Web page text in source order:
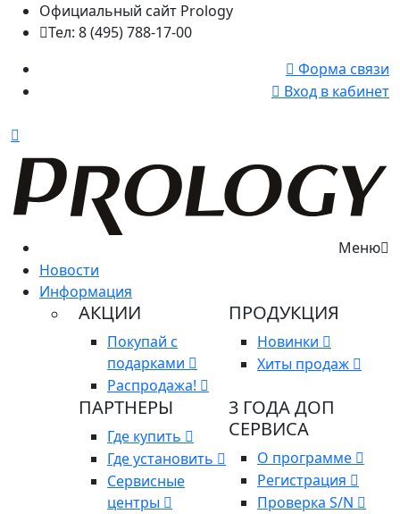
Официальный сайт Prology
Тел: 8 (495) 788-17-00
Форма связи
Вход в кабинет
Меню
Новости
Информация
АКЦИИ
Покупай с
подарками
Распродажа!
ПРОДУКЦИЯ
Новинки
Хиты продаж
ПАРТНЕРЫ
Где купить
Где установить
Сервисные
центры
3 ГОДА ДОП
СЕРВИСА
О программе
Регистрация
Проверка S/N